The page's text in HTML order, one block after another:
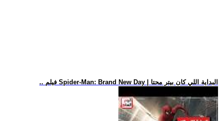
.. فيلم Spider-Man: Brand New Day | البداية اللي كان بيتر محتا